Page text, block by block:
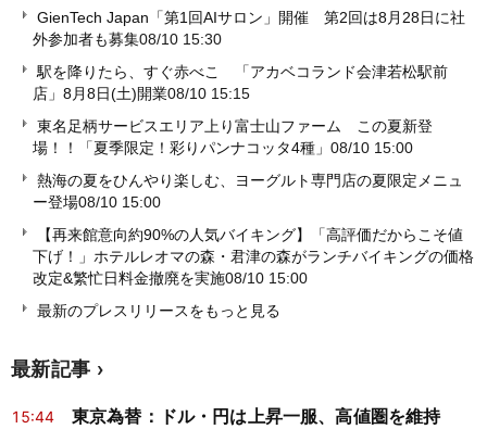
GienTech Japan「第1回AIサロン」開催 第2回は8月28日に社
外参加者も募集08/10 15:30
駅を降りたら、すぐ赤べこ 「アカベコランド会津若松駅前
店」8月8日(土)開業08/10 15:15
東名足柄サービスエリア上り富士山ファーム この夏新登
場！！「夏季限定！彩りパンナコッタ4種」 08/10 15:00
熱海の夏をひんやり楽しむ、ヨーグルト専門店の夏限定メニュ
ー登場08/10 15:00
【再来館意向約90%の人気バイキング】「高評価だからこそ値
下げ！」ホテルレオマの森・君津の森がランチバイキングの価格
改定&繁忙日料金撤廃を実施08/10 15:00
最新のプレスリリースをもっと見る
最新記事
15:44 東京為替：ドル・円は上昇一服、高値圏を維持